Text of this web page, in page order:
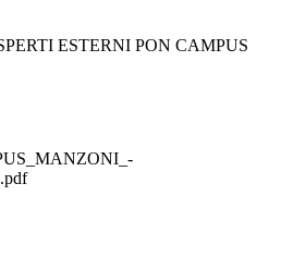
ESTERNI PON CAMPUS